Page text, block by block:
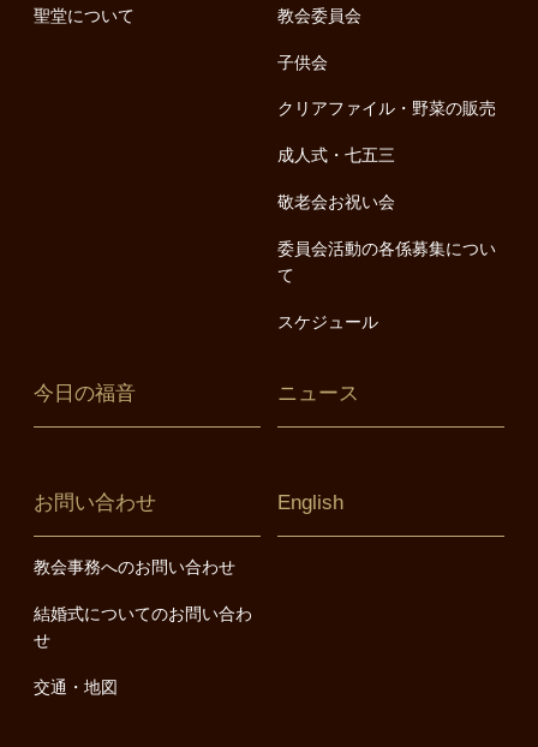
聖堂について 教会委員会
子供会
クリアファイル・野菜の販売
成人式・七五三
敬老会お祝い会
委員会活動の各係募集につい
て
スケジュール
今日の福音 ニュース
お問い合わせ
教会事務へのお問い合わせ
結婚式についてのお問い合わ
せ
交通・地図
English